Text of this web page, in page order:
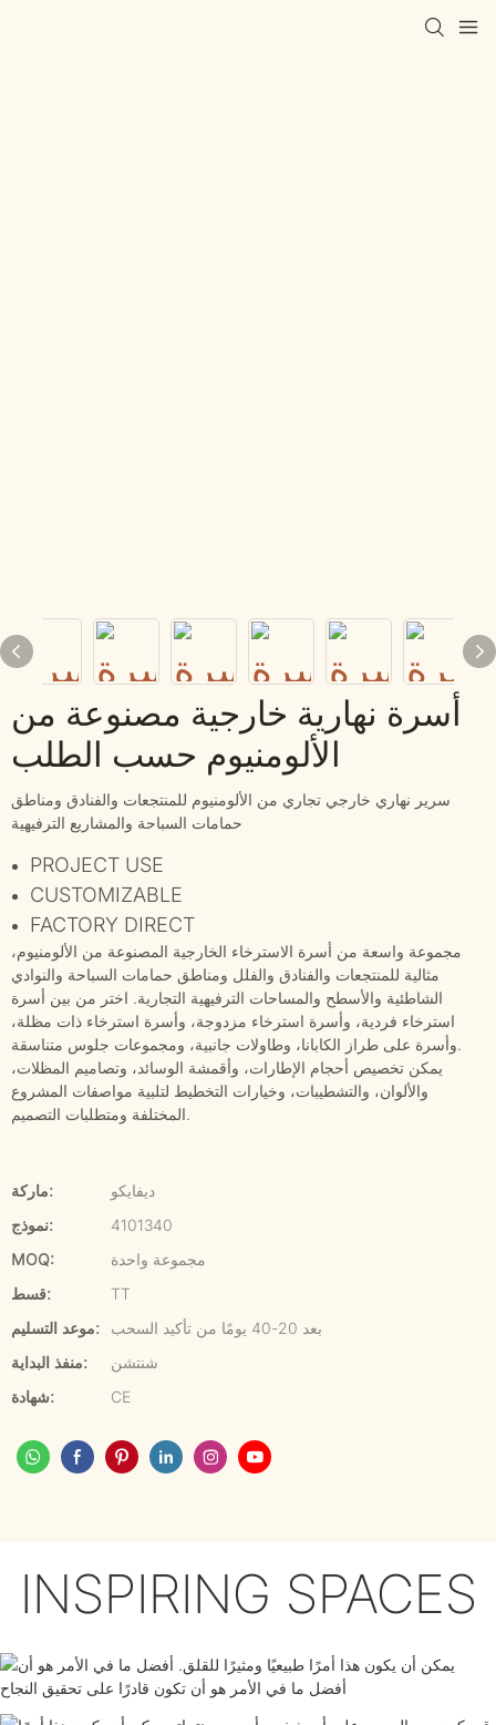
أسرة نهارية خارجية مصنوعة من
الألومنيوم حسب الطلب
سرير نهاري خارجي تجاري من الألومنيوم للمنتجعات والفنادق ومناطق
حمامات السباحة والمشاريع الترفيهية
PROJECT USE
CUSTOMIZABLE
FACTORY DIRECT
مجموعة واسعة من أسرة الاسترخاء الخارجية المصنوعة من الألومنيوم،
مثالية للمنتجعات والفنادق والفلل ومناطق حمامات السباحة والنوادي
الشاطئية والأسطح والمساحات الترفيهية التجارية. اختر من بين أسرة
استرخاء فردية، وأسرة استرخاء مزدوجة، وأسرة استرخاء ذات مظلة،
وأسرة على طراز الكابانا، وطاولات جانبية، ومجموعات جلوس متناسقة.
يمكن تخصيص أحجام الإطارات، وأقمشة الوسائد، وتصاميم المظلات،
والألوان، والتشطيبات، وخيارات التخطيط لتلبية مواصفات المشروع
المختلفة ومتطلبات التصميم.
ماركة:
ديفايكو
نموذج:
4101340
MOQ:
مجموعة واحدة
قسط:
TT
موعد التسليم:
بعد 20-40 يومًا من تأكيد السحب
منفذ البداية:
شنتشن
شهادة:
CE
INSPIRING SPACES